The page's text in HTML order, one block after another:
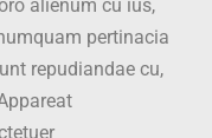
alienum cu ius,
pertinacia
repudiandae cu,